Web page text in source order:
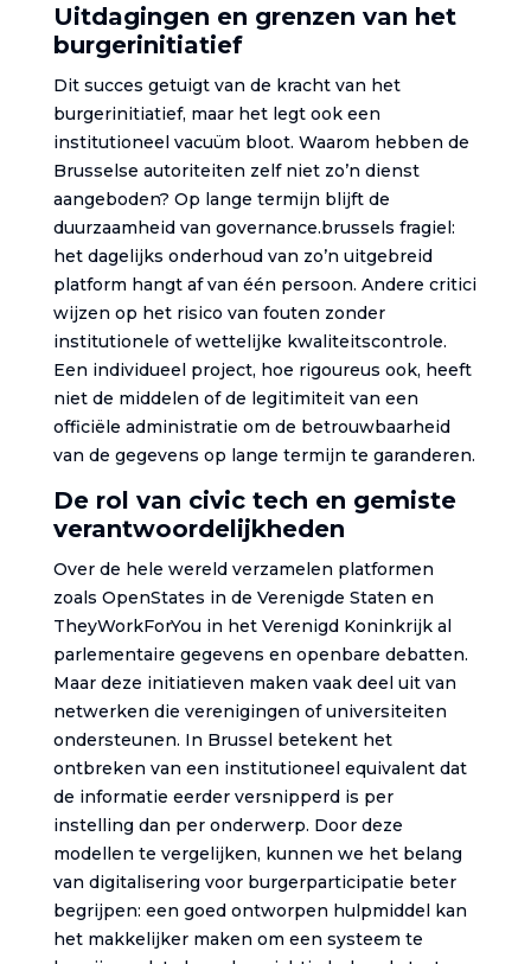
Uitdagingen en grenzen van het
burgerinitiatief
Dit succes getuigt van de kracht van het
burgerinitiatief, maar het legt ook een
institutioneel vacuüm bloot. Waarom hebben de
Brusselse autoriteiten zelf niet zo’n dienst
aangeboden? Op lange termijn blijft de
duurzaamheid van governance.brussels fragiel:
het dagelijks onderhoud van zo’n uitgebreid
platform hangt af van één persoon. Andere critici
wijzen op het risico van fouten zonder
institutionele of wettelijke kwaliteitscontrole.
Een individueel project, hoe rigoureus ook, heeft
niet de middelen of de legitimiteit van een
officiële administratie om de betrouwbaarheid
van de gegevens op lange termijn te garanderen.
De rol van civic tech en gemiste
verantwoordelijkheden
Over de hele wereld verzamelen platformen
zoals OpenStates in de Verenigde Staten en
TheyWorkForYou in het Verenigd Koninkrijk al
parlementaire gegevens en openbare debatten.
Maar deze initiatieven maken vaak deel uit van
netwerken die verenigingen of universiteiten
ondersteunen. In Brussel betekent het
ontbreken van een institutioneel equivalent dat
de informatie eerder versnipperd is per
instelling dan per onderwerp. Door deze
modellen te vergelijken, kunnen we het belang
van digitalisering voor burgerparticipatie beter
begrijpen: een goed ontworpen hulpmiddel kan
het makkelijker maken om een systeem te